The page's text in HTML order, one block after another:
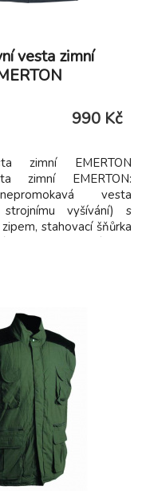
vesta zimní
990 Kč
zimní EMERTON
zimní EMERTON:
vesta
strojnímu vyšívání) s
stahovací šňůrka